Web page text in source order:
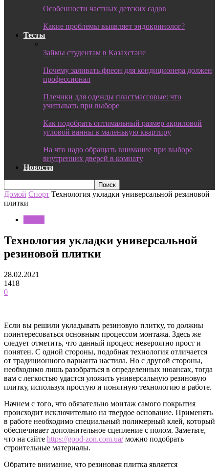
Особенности частных детских садов
Какие проблемы выявляет эндокринолог?
Тесты
Займы студентам в Казахстане
Почему заливать фреон для кондиционера должен
профессионал
Плечики для одежды пластмассовые: что
учитывать при выборе
Как подобрать оптимальный размер акриловой
угловой ванны в маленькую квартиру
На что надо обращать внимание при выборе
внутренних дверей в комнату
Новости
Домой Спорт Технология укладки универсальной резиновой
плитки
Технология укладки универсальной
резиновой плитки
28.02.2021
1418
0
Если вы решили укладывать резиновую плитку, то должны
поинтересоваться основным процессом монтажа. Здесь же
следует отметить, что данный процесс невероятно прост и
понятен. С одной стороны, подобная технология отличается
от традиционного варианта настила. Но с другой стороны,
необходимо лишь разобраться в определенных нюансах, тогда
вам с легкостью удастся уложить универсальную резиновую
плитку, используя простую и понятную технологию в работе.
Начнем с того, что обязательно монтаж самого покрытия
происходит исключительно на твердое основание. Применять
в работе необходимо специальный полимерный клей, который
обеспечивает дополнительное сцепление с полом. Заметьте,
что на сайте https://good-zon.com.ua/можно подобрать
строительные материалы.
Обратите внимание, что резиновая плитка является